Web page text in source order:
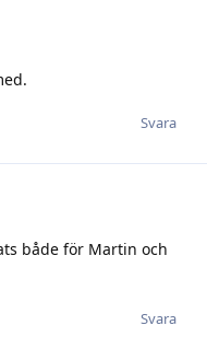
Svara
både för Martin och
Svara